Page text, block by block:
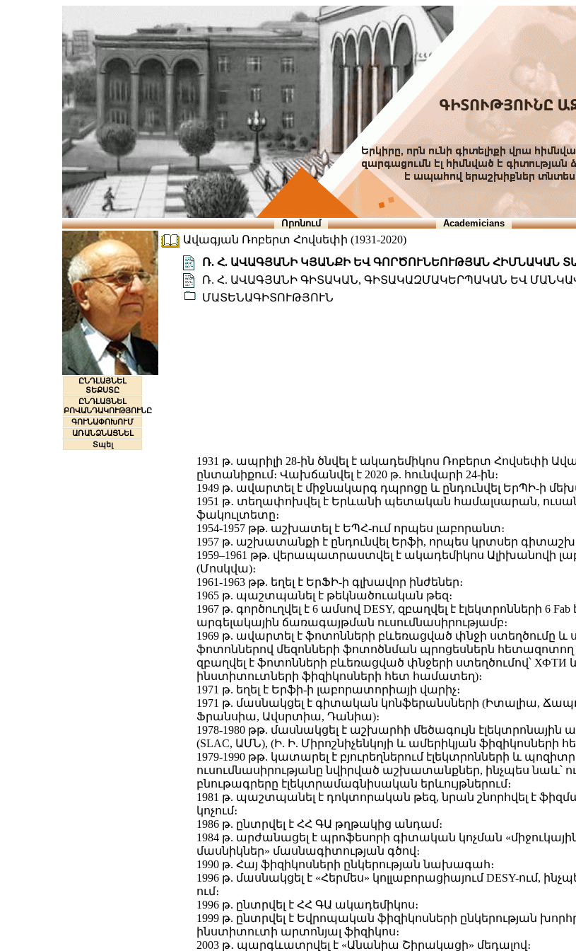
Որոնում Academicians
ԸՆԴԼԱՅՆԵԼ
ՏԵՔՍՏԸ
ԸՆԴԼԱՅՆԵԼ
ԲՈՎԱՆԴԱԿՈՒԹՅՈՒՆԸ
ԳՈՒՆԱՓՈԽՈՒՄ
ԱՌԱՆՁՆԱՑՆԵԼ
Տպել
Ավագյան Ռոբերտ Հովսեփի (1931-2020)
Ռ. Հ. ԱՎԱԳՅԱՆԻ ԿՅԱՆՔԻ ԵՎ ԳՈՐԾՈՒՆԵՈՒԹՅԱՆ ՀԻՄՆԱԿԱՆ
Ռ. Հ. ԱՎԱԳՅԱՆԻ ԳԻՏԱԿԱՆ, ԳԻՏԱԿԱԶՄԱԿԵՐՊԱԿԱՆ ԵՎ
ՄԱՏԵՆԱԳԻՏՈՒԹՅՈՒՆ
1931 թ. ապրիլի 28-ին ծնվել է ակադեմիկոս Ռոբերտ Հովսեփի
ընտանիքում։ Վախճանվել է 2020 թ. հունվարի 24-ին։
1949 թ. ավարտել է միջնակարգ դպրոցը և ընդունվել ԵրՊԻ-ի
1951 թ․ տեղափոխվել է Երևանի պետական համալսարան,
ֆակուլտետը։
1954-1957 թթ. աշխատել է ԵՊՀ-ում որպես լաբորանտ։
1957 թ. աշխատանքի է ընդունվել Երֆի, որպես կրտսեր
1959–1961 թթ. վերապատրաստվել է ակադեմիկոս Ալիխանովի
(Մոսկվա)։
1961-1963 թթ. եղել է ԵրՖԻ-ի գլխավոր ինժեներ։
1965 թ. պաշտպանել է թեկնածուական թեզ։
1967 թ. գործուղվել է 6 ամսով DESY, զբաղվել է էլեկտրոնների 6
արգելակային ճառագայթման ուսումնասիրությամբ։
1969 թ. ավարտել է ֆոտոնների բևեռացված փնջի ստեղծումը և
ֆոտոններով մեզոնների ֆոտոծնման պրոցեսներն
զբաղվել է ֆոտոնների բևեռացված փնջերի ստեղծումով՝
ինստիտուտների ֆիզիկոսների հետ համատեղ)։
1971 թ. եղել է Երֆի-ի լաբորատորիայի վարիչ։
1971 թ. մասնակցել է գիտական կոնֆերանսների (Իտալիա,
Ֆրանսիա, Ավսրտիա, Դանիա)։
1978-1980 թթ. մասնակցել է աշխարհի մեծագույն
(SLAC, ԱՄՆ), (Ի. Ի. Միրոշնիչենկոյի և ամերիկյան ֆիզիկոսների
1979-1990 թթ. կատարել է բյուրեղներում էլեկտրոնների և
ուսումնասիրությանը նվիրված աշխատանքներ, ինչպես նաև՝
բնութագրերը էլեկտրամագնիսական երևույթներում։
1981 թ. պաշտպանել է դոկտորական թեզ, նրան շնորհվել է
կոչում։
1986 թ. ընտրվել է ՀՀ ԳԱ թղթակից անդամ։
1984 թ. արժանացել է պրոֆեսորի գիտական կոչման
մասնիկներ» մասնագիտության գծով։
1990 թ. Հայ ֆիզիկոսների ընկերության նախագահ։
1996 թ. մասնակցել է «Հերմես» կոլլաբորացիայում DESY-ում,
ում։
1996 թ. ընտրվել է ՀՀ ԳԱ ակադեմիկոս։
1999 թ. ընտրվել է Եվրոպական ֆիզիկոսների ընկերության
ինստիտուտի արտոնյալ ֆիզիկոս։
2003 թ․ պարգևատրվել է «Անանիա Շիրակացի» մեդալով։